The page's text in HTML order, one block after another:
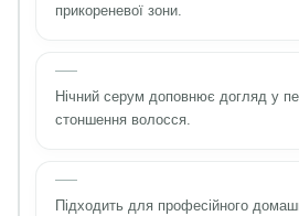
прикореневої зони.
Нічний серум доповнює догляд у
стоншення волосся.
Підходить для професійного